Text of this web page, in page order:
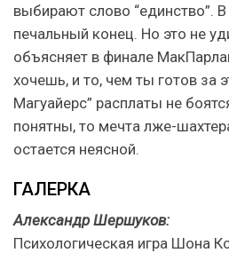
выбирают слово “единство”.
печальный конец. Но это не
объясняет в финале
хочешь, и то, чем ты готов за
Магуайерс” расплаты не
понятны, то мечта лже-
остается неясной.
ГАЛЕРКА
Александр Шершуков:
Психологическая игра Шона